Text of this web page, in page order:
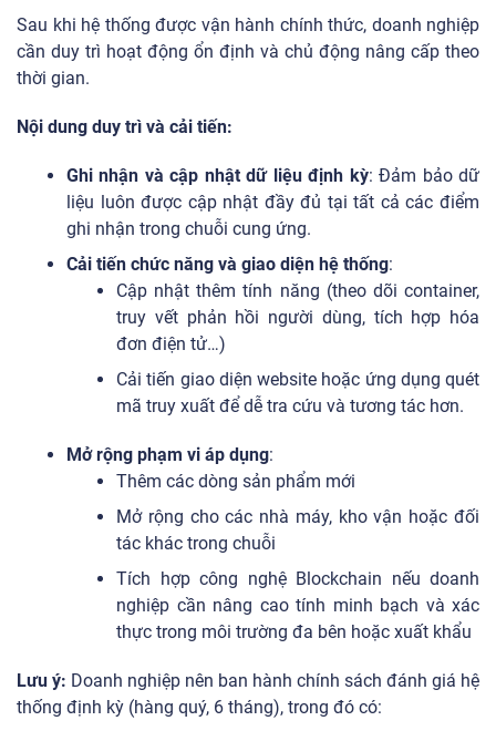
Sau khi hệ thống được vận hành chính thức, doanh nghiệp
cần duy trì hoạt động ổn định và chủ động nâng cấp theo
thời gian.
Nội dung duy trì và cải tiến:
Ghi nhận và cập nhật dữ liệu định kỳ: Đảm bảo dữ
liệu luôn được cập nhật đầy đủ tại tất cả các điểm
ghi nhận trong chuỗi cung ứng.
Cải tiến chức năng và giao diện hệ thống:
Cập nhật thêm tính năng (theo dõi container,
truy vết phản hồi người dùng, tích hợp hóa
đơn điện tử…)
Cải tiến giao diện website hoặc ứng dụng quét
mã truy xuất để dễ tra cứu và tương tác hơn.
Mở rộng phạm vi áp dụng:
Thêm các dòng sản phẩm mới
Mở rộng cho các nhà máy, kho vận hoặc đối
tác khác trong chuỗi
Tích hợp công nghệ Blockchain nếu doanh
nghiệp cần nâng cao tính minh bạch và xác
thực trong môi trường đa bên hoặc xuất khẩu
Lưu ý: Doanh nghiệp nên ban hành chính sách đánh giá hệ
thống định kỳ (hàng quý, 6 tháng), trong đó có: